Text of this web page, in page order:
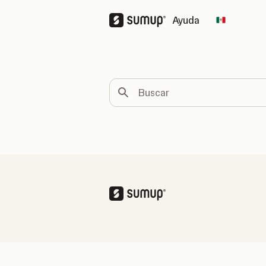
Ayuda Change
Buscar